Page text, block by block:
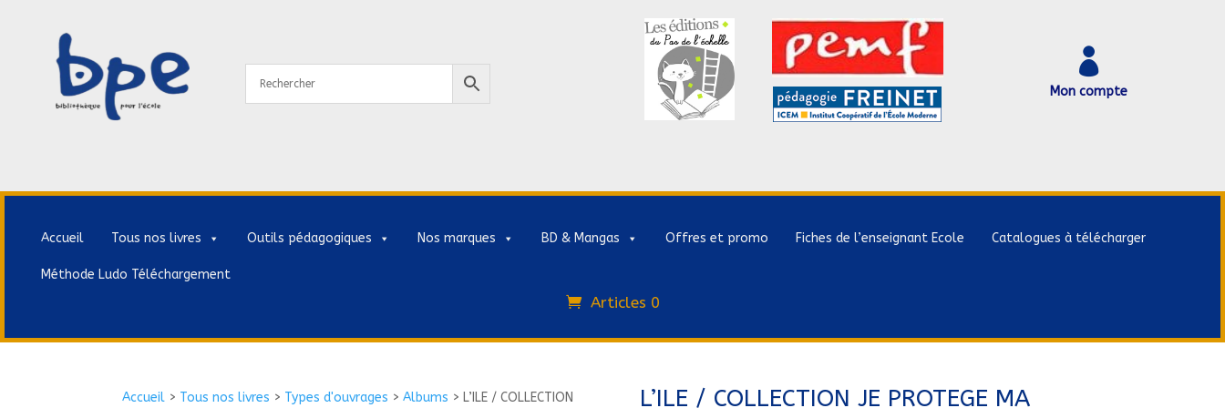

Mon compte
Accueil Tous nos livres Outils pédagogiques Nos marques BD & Mangas Offres et promo Fiches de l’enseignant Ecole Catalogues à télécharger
Méthode Ludo Téléchargement
Articles 0
Accueil > Tous nos livres > Types d'ouvrages >Albums > L’ILE / COLLECTION
L’ILE / COLLECTION JE PROTEGE MA